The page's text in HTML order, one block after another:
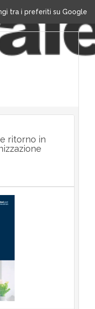
tra i preferiti su Google
ritorno in